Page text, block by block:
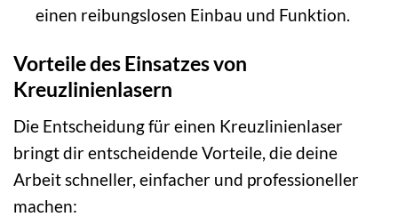
einen reibungslosen Einbau und Funktion.
Vorteile des Einsatzes von
Kreuzlinienlasern
Die Entscheidung für einen Kreuzlinienlaser
bringt dir entscheidende Vorteile, die deine
Arbeit schneller, einfacher und professioneller
machen: